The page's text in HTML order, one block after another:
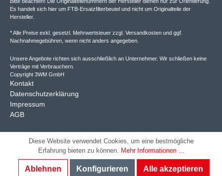
Es handelt sich hier um FTB-Ersatzfilterbeutel und nicht um Originalteile der
Hersteller.
* Alle Preise exkl. gesetzl. Mehrwertsteuer zzgl. Versandkosten und ggf.
Nachnahmegebühren, wenn nicht anders angegeben.
Unsere Angebote richten sich ausschließlich an Unternehmer. Wir schließen keine
Verträge mit Verbrauchern.
Copyright 3WM GmbH
Kontakt
Datenschutzerklärung
Impressum
AGB
Diese Website verwendet Cookies, um eine bestmögliche
Erfahrung bieten zu können. Mehr Informationen ...
Ablehnen Konfigurieren Alle akzeptieren